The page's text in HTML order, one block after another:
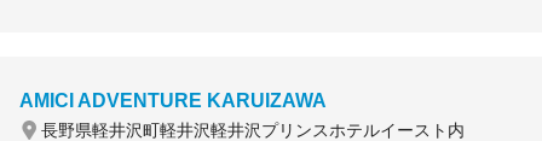
AMICI ADVENTURE KARUIZAWA
長野県軽井沢町軽井沢軽井沢プリンスホテルイースト内